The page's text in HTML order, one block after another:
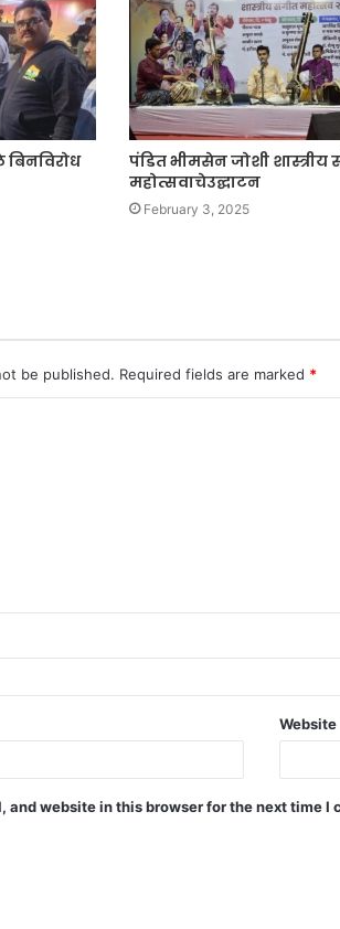
बिनविरोध
पंडित भीमसेन जोशी शास्त्रीय
महोत्सवाचेउद्घाटन
February 3, 2025
be published. Required fields are marked *
Website
and website in this browser for the next time I